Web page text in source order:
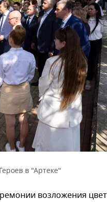
в "Артеке"
возложения